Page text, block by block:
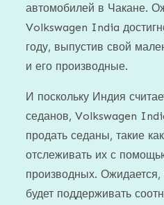
автомобилей в Чакане.
Volkswagen India
году, выпустив свой
и его производные.
И поскольку Индия
седанов, Volkswagen
продать седаны, такие
отслеживать их с
производных. Ожидается,
будет поддерживать